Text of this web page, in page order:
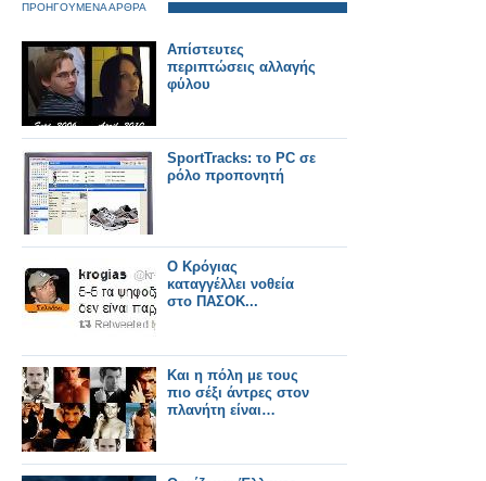
ΠΡΟΗΓΟΥΜΕΝΑ ΑΡΘΡΑ
Απίστευτες
περιπτώσεις αλλαγής
φύλου
SportTracks: το PC σε
ρόλο προπονητή
Ο Κρόγιας
καταγγέλλει νοθεία
στο ΠΑΣΟΚ...
Και η πόλη με τους
πιο σέξι άντρες στον
πλανήτη είναι…